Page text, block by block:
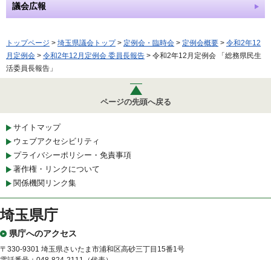
議会広報
トップページ > 埼玉県議会トップ> 定例会・臨時会 > 定例会概要 > 令和2年12
月定例会 > 令和2年12月定例会 委員長報告 > 令和2年12月定例会 「総務県民生
活委員長報告」
ページの先頭へ戻る
サイトマップ
ウェブアクセシビリティ
プライバシーポリシー・免責事項
著作権・リンクについて
関係機関リンク集
埼玉県庁
県庁へのアクセス
〒330-9301 埼玉県さいたま市浦和区高砂三丁目15番1号